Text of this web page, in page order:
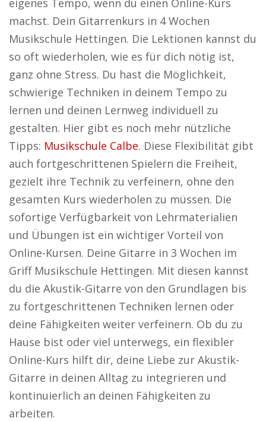
eigenes Tempo, wenn du einen Online-Kurs
machst. Dein Gitarrenkurs in 4 Wochen
Musikschule Hettingen. Die Lektionen kannst du
so oft wiederholen, wie es für dich nötig ist,
ganz ohne Stress. Du hast die Möglichkeit,
schwierige Techniken in deinem Tempo zu
lernen und deinen Lernweg individuell zu
gestalten. Hier gibt es noch mehr nützliche
Tipps: Musikschule Calbe. Diese Flexibilität gibt
auch fortgeschrittenen Spielern die Freiheit,
gezielt ihre Technik zu verfeinern, ohne den
gesamten Kurs wiederholen zu müssen. Die
sofortige Verfügbarkeit von Lehrmaterialien
und Übungen ist ein wichtiger Vorteil von
Online-Kursen. Deine Gitarre in 3 Wochen im
Griff Musikschule Hettingen. Mit diesen kannst
du die Akustik-Gitarre von den Grundlagen bis
zu fortgeschrittenen Techniken lernen oder
deine Fähigkeiten weiter verfeinern. Ob du zu
Hause bist oder viel unterwegs, ein flexibler
Online-Kurs hilft dir, deine Liebe zur Akustik-
Gitarre in deinen Alltag zu integrieren und
kontinuierlich an deinen Fähigkeiten zu
arbeiten.